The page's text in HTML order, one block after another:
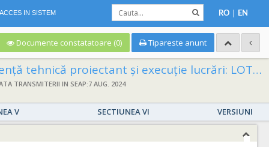
ACCES IN SISTEM RO | EN
Documente constatatoare (0) Tipareste anunt
GHEORGHE TULBURE” LOT 2 - “MODERNIZARE STRADA MACZALIK ALFRED” LOT 3 - “MODERNIZARE STRADA LUCRETIA SUCIU”
TRANSMITERII IN SEAP:7 AUG. 2024
V SECTIUNEA VI
VERSIUNI